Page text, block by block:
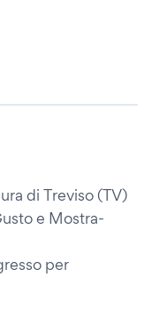
di Treviso (TV)
e Mostra-
per